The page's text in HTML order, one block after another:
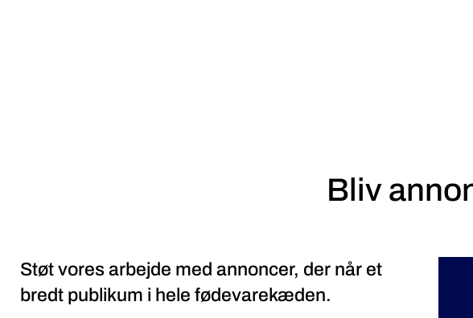
Bliv
Støt vores arbejde med annoncer, der når et
bredt publikum i hele fødevarekæden.